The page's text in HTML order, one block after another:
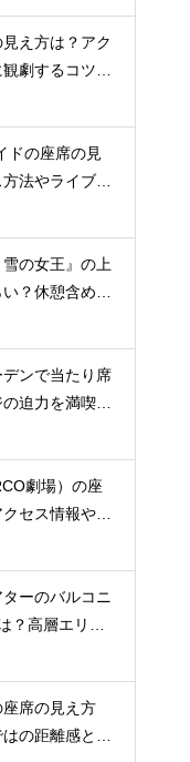
え方は？アク
劇するコツを
ドの座席の見
法やライブを
介
の女王』の上
？休憩含めた
ンで当たり席
迫力を満喫で
ンを紹介
劇場）の座
セス情報や劇
ーのバルコニ
？高層エリア
チェック
席の見え方
の距離感と見